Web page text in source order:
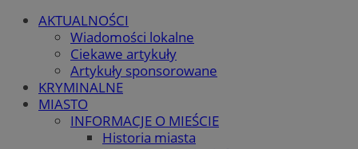
AKTUALNOŚCI
Wiadomości lokalne
Ciekawe artykuły
Artykuły sponsorowane
KRYMINALNE
MIASTO
INFORMACJE O MIEŚCIE
Historia miasta